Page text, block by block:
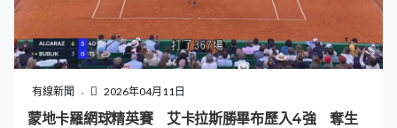
有線新聞 2026年04月11日
蒙地卡羅網球精英賽 艾卡拉斯勝畢布歷入4強 奪生